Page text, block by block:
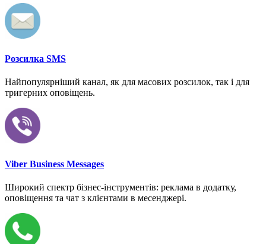
Розсилка SMS
Найпопулярніший канал, як для масових розсилок, так і для
тригерних оповіщень.
Viber Business Messages
Широкий спектр бізнес-інструментів: реклама в додатку,
оповіщення та чат з клієнтами в месенджері.